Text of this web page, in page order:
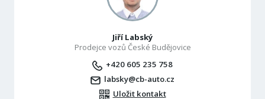
Jiří Labský
Prodejce vozů České Budějovice
+420 605 235 758
labsky@cb-auto.cz
Uložit kontakt